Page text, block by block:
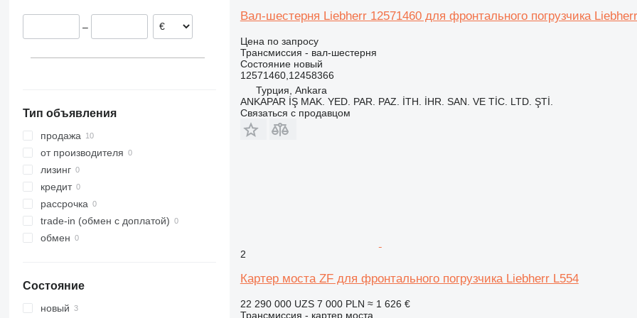
316
323
324
325
326
329
330
336
340
350
416
532
JS
S-Series
TM
A922
A924
L 551
L 554
L 576
L 580
L 586
LTM 1200
LTM 1300
R920
R922
R936
R942
R944
R946
R954
R956
R964
R974
–
Тип объявления
продажа
от производителя
лизинг
кредит
рассрочка
trade-in (обмен с доплатой)
обмен
Состояние
новый
Вал-шестерня Liebherr 12571460 для фронтального погрузчика
Цена по запросу
Трансмиссия - вал-шестерня
Состояниеновый
12571460,12458366
Турция, Ankara
ANKAPAR İŞ MAK. YED. PAR. PAZ. İTH. İHR. SAN. VE TİC. LTD. ŞTİ.
Связаться с продавцом
2
Картер моста ZF для фронтального погрузчика Liebherr L554
22 290 000 UZS 7 000 PLN ≈ 1 626 €
Трансмиссия - картер моста